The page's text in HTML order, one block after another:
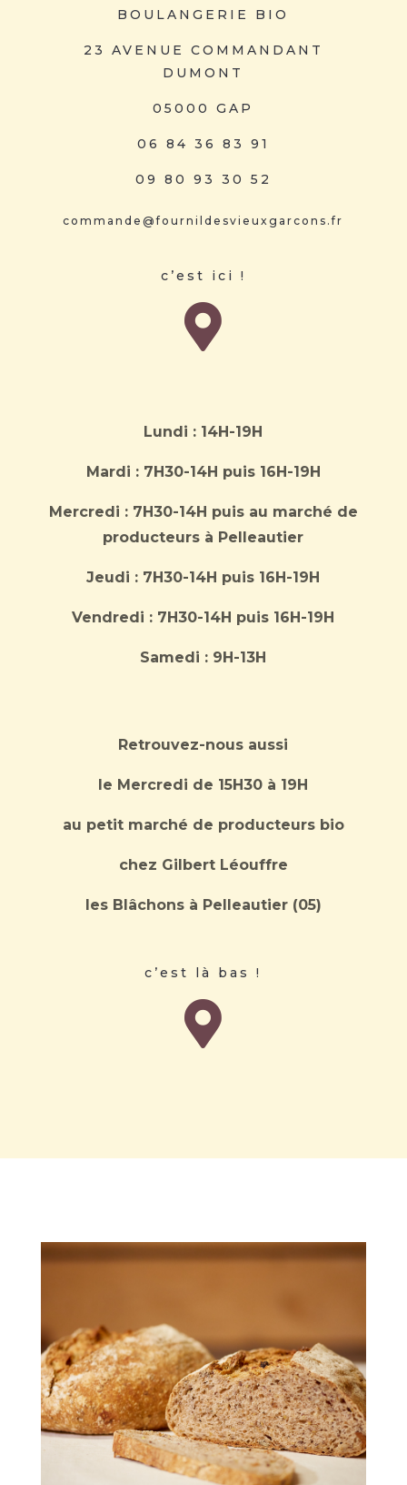
BOULANGERIE BIO
23 AVENUE COMMANDANT
DUMONT
05000 GAP
06 84 36 83 91
09 80 93 30 52
commande@fournildesvieuxgarcons.fr
c’est ici !

Lundi : 14H-19H
Mardi : 7H30-14H puis 16H-19H
Mercredi : 7H30-14H puis au marché de
producteurs à Pelleautier
Jeudi : 7H30-14H puis 16H-19H
Vendredi : 7H30-14H puis 16H-19H
Samedi : 9H-13H
Retrouvez-nous aussi
le Mercredi de 15H30 à 19H
au petit marché de producteurs bio
chez Gilbert Léouffre
les Blâchons à Pelleautier (05)
c’est là bas !
